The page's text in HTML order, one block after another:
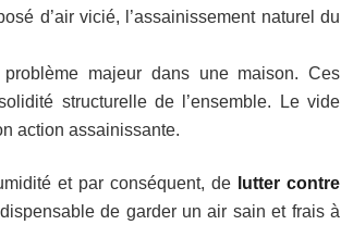
d’air vicié, l’assainissement naturel du
majeur dans une maison. Ces
structurelle de l’ensemble. Le vide
action assainissante.
et par conséquent, de
lutter contre
de garder un air sain et frais à